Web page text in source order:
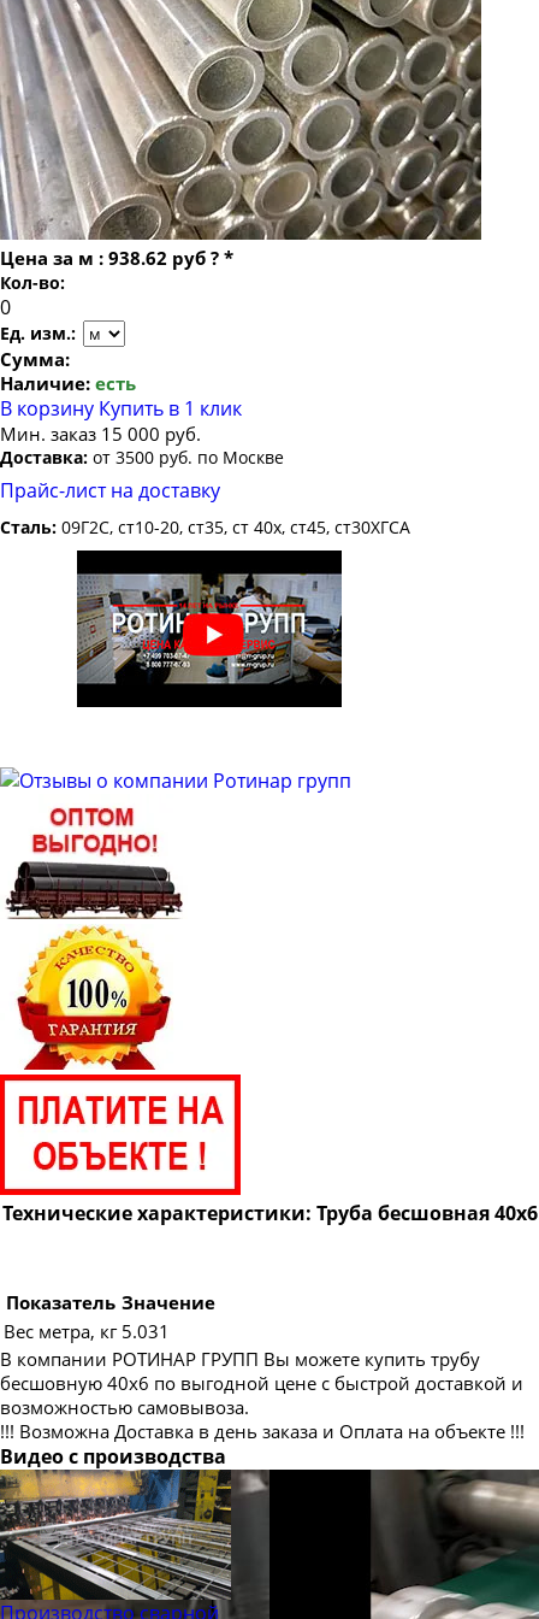
Труба бесшовная 22
Труба бесшовная 24
Труба бесшовная 25
Труба бесшовная 26
Труба бесшовная 27
Труба бесшовная 28
Труба бесшовная 30
Труба бесшовная 32
Труба бесшовная 35
Труба бесшовная 36
Труба бесшовная 38
Труба бесшовная 42
Труба бесшовная 45
Труба бесшовная 48
Труба бесшовная 50
Труба бесшовная 51
Труба бесшовная 53
Труба бесшовная 54
Труба бесшовная 63.5
Труба бесшовная 65
Труба бесшовная 68
Труба бесшовная 70
Труба бесшовная 73
Труба бесшовная 76
Труба бесшовная 83
Труба бесшовная 89
Труба бесшовная 102
Труба бесшовная 108
Труба бесшовная 127
Труба бесшовная 133
Труба бесшовная 140
Труба бесшовная 146
Труба бесшовная 152
Труба бесшовная 159
Труба бесшовная 168
Труба бесшовная 180
Труба бесшовная 40х9
Цена за м : 938.62 руб ? *
Кол-во:
Ед. изм.:
Сумма:
Наличие: есть
В корзину Купить в 1 клик
Мин. заказ 15 000 руб.
Доставка: от 3500 руб. по Москве
Прайс-лист на доставку
Сталь: 09Г2С, ст10-20, ст35, ст 40х, ст45, ст30ХГСА
Технические характеристики: Труба бесшовная 40х6
Показатель Значение
Вес метра, кг 5.031
В компании РОТИНАР ГРУПП Вы можете купить трубу
бесшовную 40х6 по выгодной цене с быстрой доставкой и
возможностью самовывоза.
!!! Возможна Доставка в день заказа и Оплата на объекте !!!
Видео с производства
Производство сварной